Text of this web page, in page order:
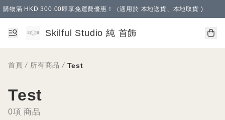
購物滿 HKD 300.00即享免運費優惠！（適用於 本地送貨、本地取貨 )
Skilful Studio 純 首飾
首頁 / 所有商品 / Test
Test
0項 商品